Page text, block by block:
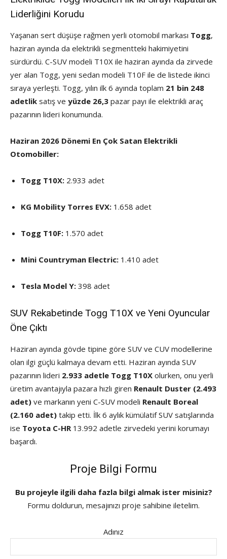
Liderliğini Korudu
Yaşanan sert düşüşe rağmen yerli otomobil markası Togg,
haziran ayında da elektrikli segmentteki hakimiyetini
sürdürdü. C-SUV modeli T10X ile haziran ayında da zirvede
yer alan Togg, yeni sedan modeli T10F ile de listede ikinci
sıraya yerleşti. Togg, yılın ilk 6 ayında toplam 21 bin 248
adetlik satış ve yüzde 26,3 pazar payı ile elektrikli araç
pazarının lideri konumunda.
Haziran 2026 Dönemi En Çok Satan Elektrikli
Otomobiller:
Togg T10X: 2.933 adet
KG Mobility Torres EVX: 1.658 adet
Togg T10F: 1.570 adet
Mini Countryman Electric: 1.410 adet
Tesla Model Y: 398 adet
SUV Rekabetinde Togg T10X ve Yeni Oyuncular
Öne Çıktı
Haziran ayında gövde tipine göre SUV ve CUV modellerine
olan ilgi güçlü kalmaya devam etti. Haziran ayında SUV
pazarının lideri 2.933 adetle Togg T10X olurken, onu yerli
üretim avantajıyla pazara hızlı giren Renault Duster (2.493
adet) ve markanın yeni C-SUV modeli Renault Boreal
(2.160 adet) takip etti. İlk 6 aylık kümülatif SUV satışlarında
ise Toyota C-HR 13.992 adetle zirvedeki yerini korumayı
başardı.
Proje Bilgi Formu
Bu projeyle ilgili daha fazla bilgi almak ister misiniz?
Formu doldurun, mesajınızı proje sahibine iletelim.
Adınız